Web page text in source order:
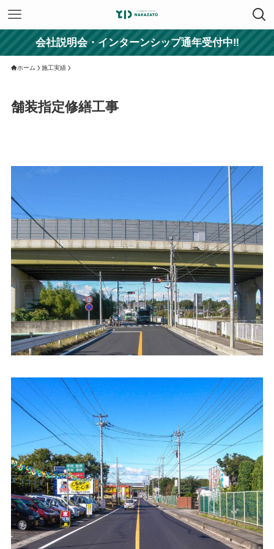
会社説明会・インターンシップ通年受付中‼
ホーム 施工実績
舗装指定修繕工事